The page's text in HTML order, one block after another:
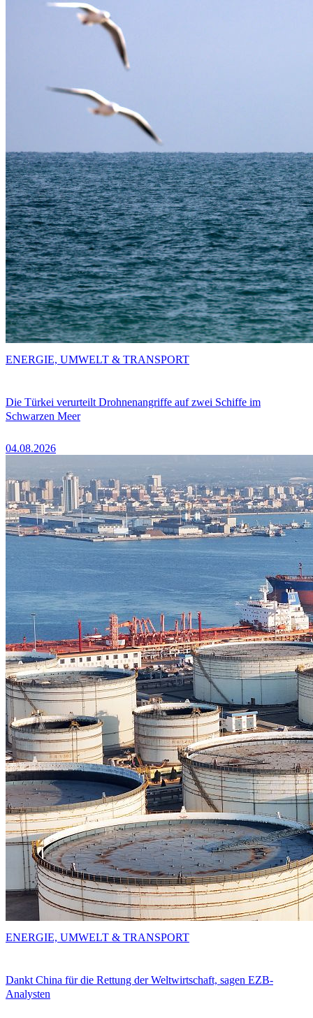
Die Türkei verurteilt Drohnenangriffe auf zwei Schiffe im
Schwarzen Meer
04.08.2026
ENERGIE, UMWELT & TRANSPORT
Dankt China für die Rettung der Weltwirtschaft, sagen EZB-
Analysten
ENERGIE, UMWELT & TRANSPORT